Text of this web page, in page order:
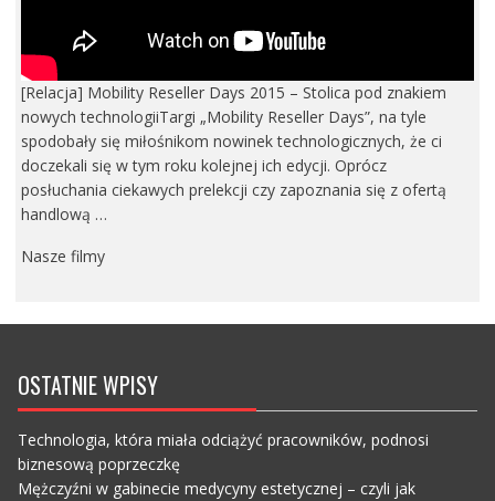
[Relacja] Mobility Reseller Days 2015 – Stolica pod znakiem
nowych technologiiTargi „Mobility Reseller Days”, na tyle
spodobały się miłośnikom nowinek technologicznych, że ci
doczekali się w tym roku kolejnej ich edycji. Oprócz
posłuchania ciekawych prelekcji czy zapoznania się z ofertą
handlową …
Nasze filmy
OSTATNIE WPISY
Technologia, która miała odciążyć pracowników, podnosi
biznesową poprzeczkę
Mężczyźni w gabinecie medycyny estetycznej – czyli jak